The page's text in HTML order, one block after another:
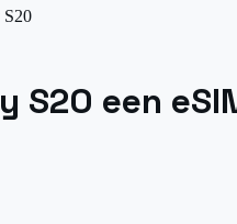
S20
S20 een